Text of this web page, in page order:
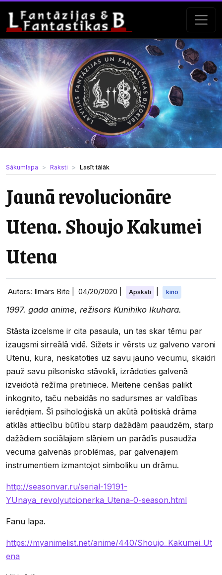
Sākumlapa Raksti Lasīt tālāk
Jaunā revolucionāre
Utena. Shoujo Kakumei
Utena
Autors: Ilmārs Bite | 04/20/2020 Apskati kino
1997. gada anime, režisors Kunihiko Ikuhara.
Stāsta izcelsme ir cita pasaula, un tas skar tēmu par
izaugsmi sirreālā vidē. Sižets ir vērsts uz galveno varoni
Utenu, kura, neskatoties uz savu jauno vecumu, skaidri
pauž savu pilsonisko stāvokli, izrādoties galvenā
izveidotā režīma pretiniece. Meitene cenšas palikt
inkognito, taču nebaidās no sadursmes ar valdības
ierēdņiem. Šī psiholoģiskā un akūtā politiskā drāma
atklās attiecību būtību starp dažādām paaudzēm, starp
dažādiem sociālajiem slāņiem un parādīs pusaudža
vecuma galvenās problēmas, par galvenajiem
instrumentiem izmantojot simboliku un drāmu.
http://seasonvar.ru/serial-19191-
YUnaya_revolyutcionerka_Utena-0-season.html
Fanu lapa.
https://myanimelist.net/anime/440/Shoujo_Kakumei_Ut
ena